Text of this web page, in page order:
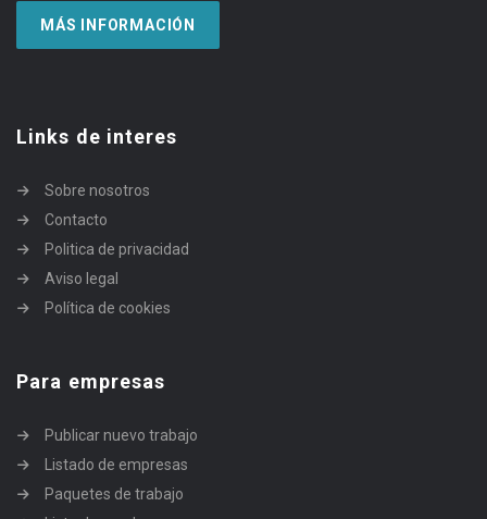
MÁS INFORMACIÓN
Links de interes
Sobre nosotros
Contacto
Politica de privacidad
Aviso legal
Política de cookies
Para empresas
Publicar nuevo trabajo
Listado de empresas
Paquetes de trabajo